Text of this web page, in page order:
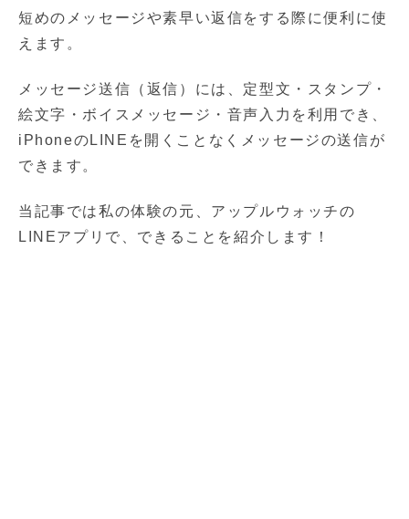
短めのメッセージや素早い返信をする際に便利に使
えます。
メッセージ送信（返信）には、定型文・スタンプ・
絵文字・ボイスメッセージ・音声入力を利用でき、
iPhoneのLINEを開くことなくメッセージの送信が
できます。
当記事では私の体験の元、アップルウォッチの
LINEアプリで、できることを紹介します！